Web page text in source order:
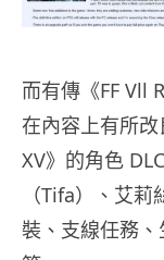
而有傳《FF Vll
在內容上有所
XV》的角色
（Tifa）、艾
裝、支線任務